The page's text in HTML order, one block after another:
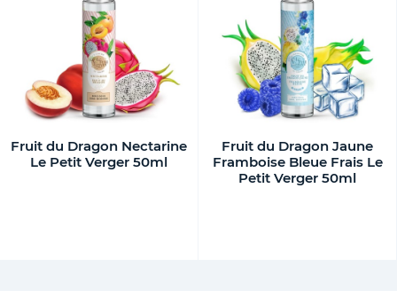
Fruit du Dragon Nectarine
Le Petit Verger 50ml
Fruit du Dragon Jaune
Framboise Bleue Frais Le
Petit Verger 50ml